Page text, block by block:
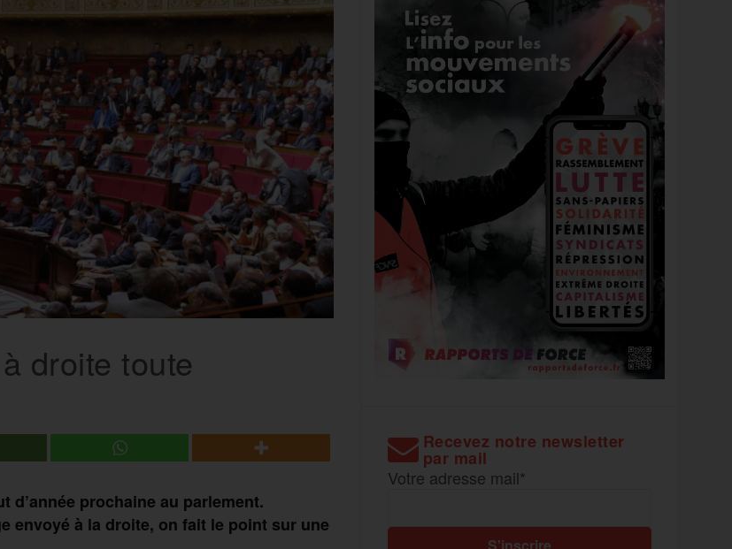
droite toute
d’année prochaine au parlement.
envoyé à la droite, on fait le point sur une
Recevez notre newsletter
par mail
Votre adresse mail*